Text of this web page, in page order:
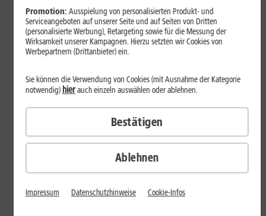
Bestenliste
Smartphones mit langer
Akkulaufzeit 2026: Diese Modelle
halten im Alltag besonders lange
durch
Smartphones mit langer Akkulaufzeit sind 2026 gefragter denn
je. Der Artikel zeigt Modelle, die besonders lange durchhalten,
erklärt die wichtigsten Einflussfaktoren und vergleicht Geräte mit
großem Akku und hoher Energieeffizienz.
Mehr erfahren
Promotion: Ausspielung von personalisierten Produkt- und
Serviceangeboten auf unserer Seite und auf Seiten von Dritten
(personalisierte Werbung), Retargeting sowie für die Messung der
Wirksamkeit unserer Kampagnen. Hierzu setzten wir Cookies von
Werbepartnern (Drittanbieter) ein.
Ablehnen
Sie können die Verwendung von Cookies (mit Ausnahme der Kategorie
notwendig) hierauch einzeln auswählen oder ablehnen.
Bestätigen
Impressum Datenschutzhinweise Cookie-Infos